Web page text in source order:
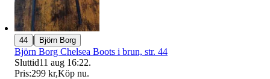
44 | Björn Borg
Björn Borg Chelsea Boots i brun, str. 44
Sluttid11 aug 16:22.
Pris:299 kr,Köp nu.